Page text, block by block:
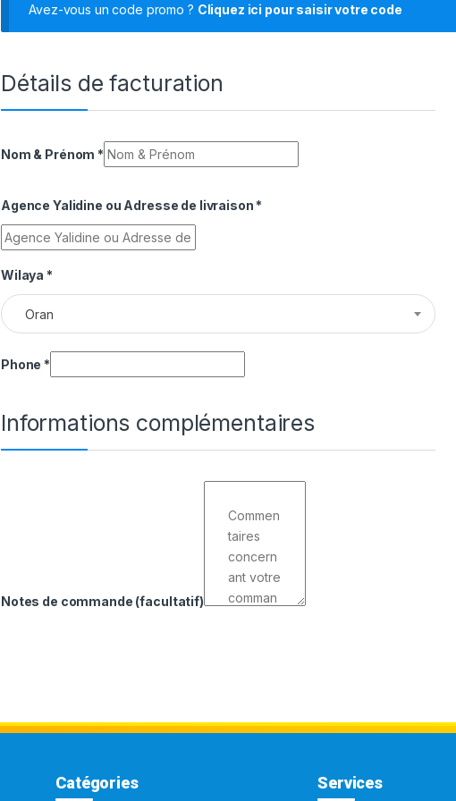
Avez-vous un code promo ? Cliquez ici pour saisir votre code
Détails de facturation
Nom & Prénom *
Agence Yalidine ou Adresse de livraison *
Wilaya *
Oran
Phone *
Informations complémentaires
Notes de commande (facultatif)
Catégories Services